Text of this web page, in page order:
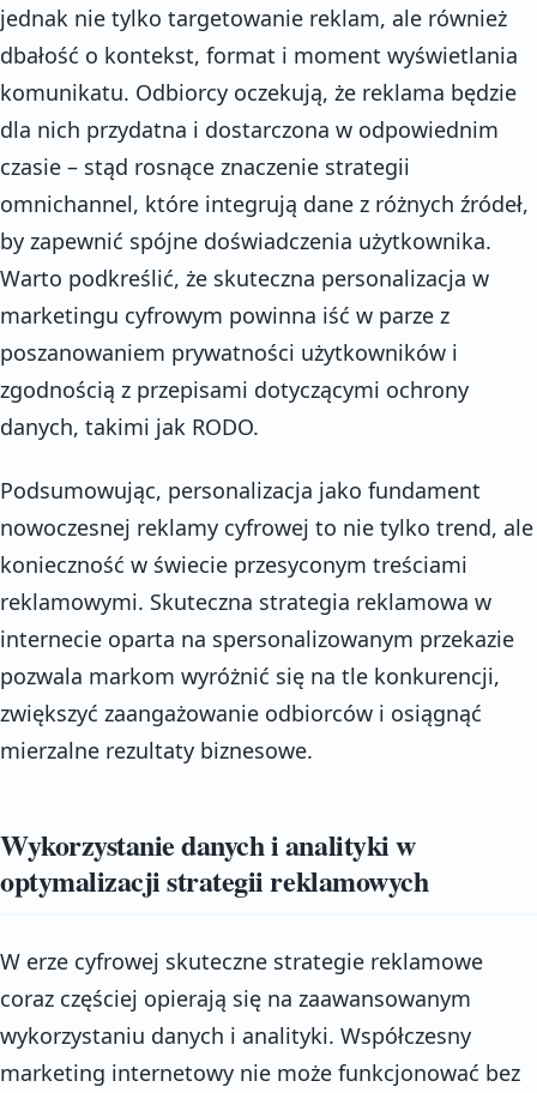
jednak nie tylko targetowanie reklam, ale również
dbałość o kontekst, format i moment wyświetlania
komunikatu. Odbiorcy oczekują, że reklama będzie
dla nich przydatna i dostarczona w odpowiednim
czasie – stąd rosnące znaczenie strategii
omnichannel, które integrują dane z różnych źródeł,
by zapewnić spójne doświadczenia użytkownika.
Warto podkreślić, że skuteczna personalizacja w
marketingu cyfrowym powinna iść w parze z
poszanowaniem prywatności użytkowników i
zgodnością z przepisami dotyczącymi ochrony
danych, takimi jak RODO.
Podsumowując, personalizacja jako fundament
nowoczesnej reklamy cyfrowej to nie tylko trend, ale
konieczność w świecie przesyconym treściami
reklamowymi. Skuteczna strategia reklamowa w
internecie oparta na spersonalizowanym przekazie
pozwala markom wyróżnić się na tle konkurencji,
zwiększyć zaangażowanie odbiorców i osiągnąć
mierzalne rezultaty biznesowe.
Wykorzystanie danych i analityki w
optymalizacji strategii reklamowych
W erze cyfrowej skuteczne strategie reklamowe
coraz częściej opierają się na zaawansowanym
wykorzystaniu danych i analityki. Współczesny
marketing internetowy nie może funkcjonować bez